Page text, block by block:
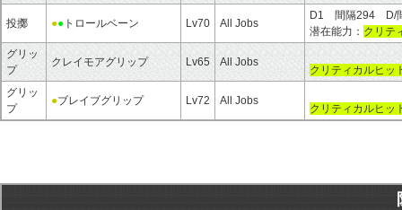
投擲 ●● トロールベーン Lv70 All Jobs
D1 間隔294
潜在能力： クリテ
グリッ
プ
クレイモアグリップ Lv65 All Jobs
クリティカルヒッ
グリッ
プ
●ブレイブグリップ Lv72 All Jobs
クリティカルヒッ